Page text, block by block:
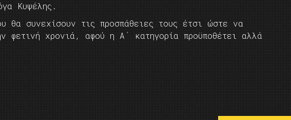
Κυψέλης.
θα συνεχίσουν τις προσπάθειες τους έτσι ώστε να
φετινή χρονιά, αφού η Α΄ κατηγορία προϋποθέτει αλλά